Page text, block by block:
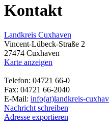
Kontakt
Landkreis Cuxhaven
Vincent-Lübeck-Straße 2
27474 Cuxhaven
Karte anzeigen
Telefon: 04721 66-0
Fax: 04721 66-2040
E-Mail: info(at)landkreis-
Nachricht schreiben
Adresse exportieren